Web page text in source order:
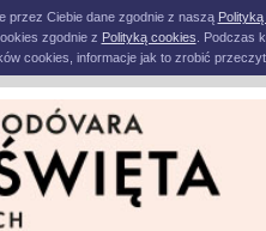
przez Ciebie dane zgodnie z naszą
zgodnie z Polityką cookies . Podczas
cookies, informacje jak to zrobić